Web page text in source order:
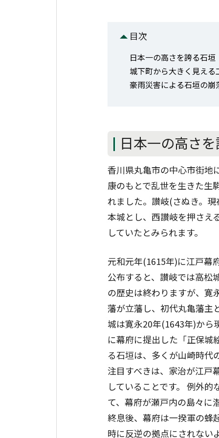
目次
日本一の高さを誇る石垣
城下町から大きく見え
豪雨災害による石垣の崩
日本一の高さ
香川県丸亀市の中心市街地
康のもとで乱世を生きた生
れました。讃岐(さぬき。
本城とし、西讃岐を押さえ
していたとみられます。
元和元年(1615年)に江戸幕
公布すると、讃岐では高松
の歴史は終わりますが、寛
藩が立藩し、初代丸亀藩主
城は寛永20年(1643年)から
に幕府に提出した「正保城
る石垣は、多くが山崎時代
注目すべきは、家治が江戸
していることです。 例外
て、幕府が瀬戸内の島々に
終息後、幕府は一揆軍の蜂
時に反逆の拠点にされない